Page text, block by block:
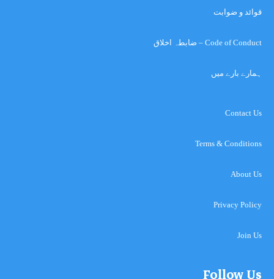
قوائد و ضوابت
Code of Conduct – ضابطہ اخلاق
ہمارے بارے میں
Contact Us
Terms & Conditions
About Us
Privacy Policy
Join Us